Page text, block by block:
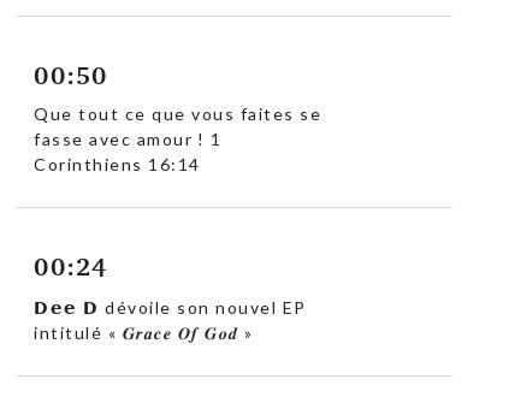
00:50
Que tout ce que vous faites se
fasse avec amour ! 1
Corinthiens 16:14
00:24
𝗗𝗲𝗲 𝗗 dévoile son nouvel EP
intitulé « 𝑮𝒓𝒂𝒄𝒆 𝑶𝒇 𝑮𝒐𝒅 »